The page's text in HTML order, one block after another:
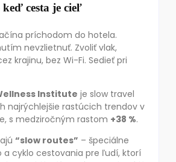
cesta je cieľ
príchodom do hotela.
nevzlietnuť. Zvoliť vlak,
krajinu, bez Wi-Fi. Sedieť pri
Institute je slow travel
najrýchlejšie rastúcich trendov v
s medziročným rastom +38 %.
“slow routes” – špeciálne
a cyklo cestovania pre ľudí, ktorí